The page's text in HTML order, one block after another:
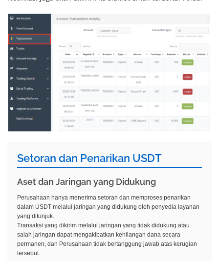
Setoran dan Penarikan USDT
Aset dan Jaringan yang Didukung
Perusahaan hanya menerima setoran dan memproses penarikan
dalam USDT melalui jaringan yang didukung oleh penyedia layanan
yang ditunjuk.
Transaksi yang dikirim melalui jaringan yang tidak didukung atau
salah jaringan dapat mengakibatkan kehilangan dana secara
permanen, dan Perusahaan tidak bertanggung jawab atas kerugian
tersebut.